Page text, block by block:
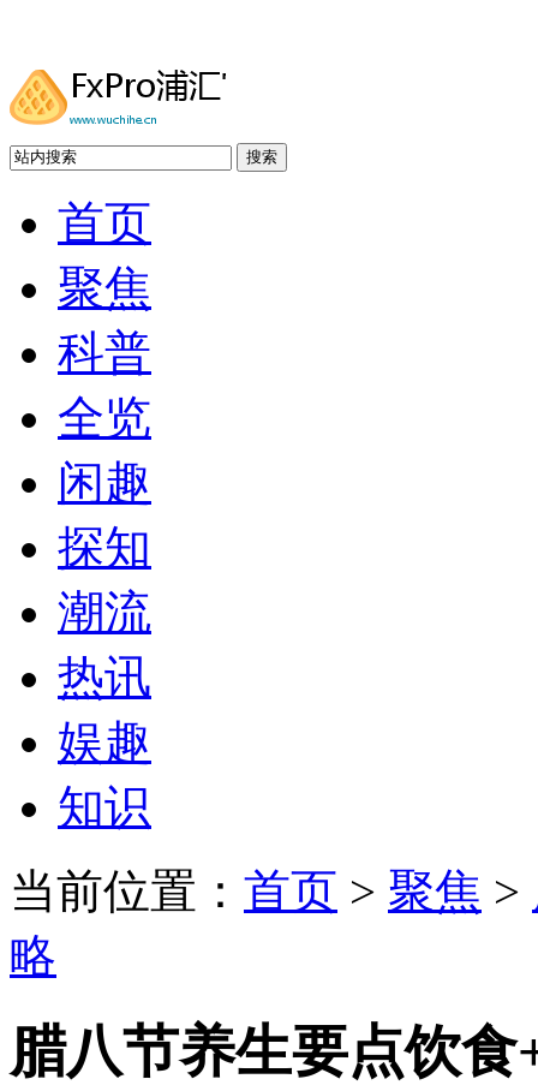
搜索
首页
聚焦
科普
全览
闲趣
探知
潮流
热讯
娱趣
知识
当前位置： 首页 > 聚焦 >
略
腊八节养生要点饮食